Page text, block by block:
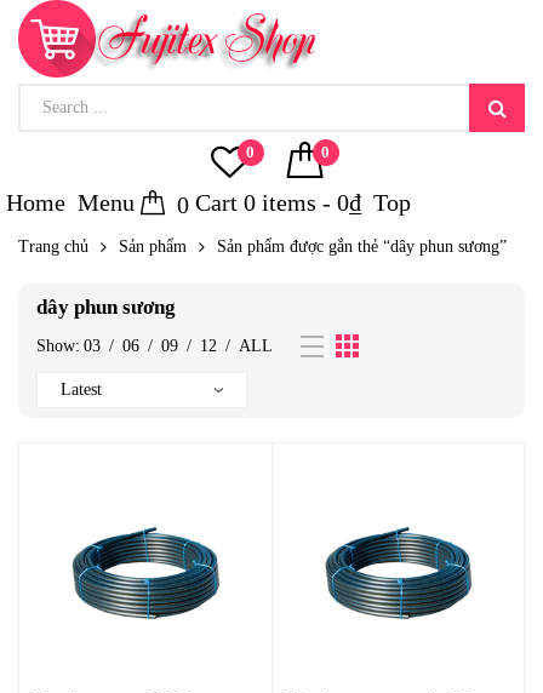
0 0
Home Menu 0 Cart 0 items - 0₫ Top
Trang chủ Sản phẩm Sản phẩm được gắn thẻ “dây phun sương”
dây phun sương
Show: 03 / 06 / 09 / 12 / ALL